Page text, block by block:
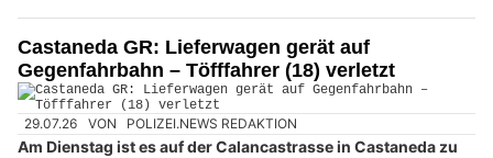
Castaneda GR: Lieferwagen gerät auf
Gegenfahrbahn – Töfffahrer (18) verletzt
29.07.26 VON POLIZEI.NEWS REDAKTION
Am Dienstag ist es auf der Calancastrasse in Castaneda zu